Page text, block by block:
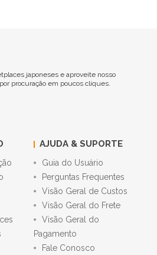
japoneses e aproveite nosso
procuração em poucos cliques.
AJUDA & SUPORTE
Guia do Usuário
Perguntas Frequentes
Visão Geral de Custos
Visão Geral do Frete
Visão Geral do
Pagamento
Fale Conosco